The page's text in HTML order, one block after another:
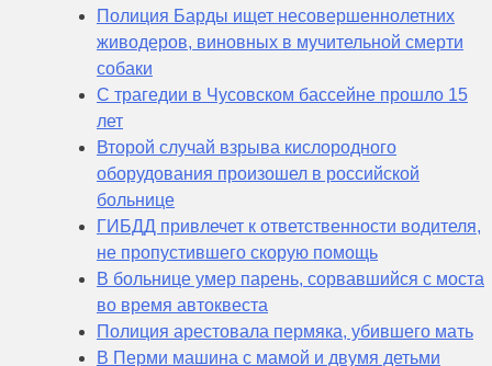
Полиция Барды ищет несовершеннолетних
живодеров, виновных в мучительной смерти
собаки
С трагедии в Чусовском бассейне прошло 15
лет
Второй случай взрыва кислородного
оборудования произошел в российской
больнице
ГИБДД привлечет к ответственности водителя,
не пропустившего скорую помощь
В больнице умер парень, сорвавшийся с моста
во время автоквеста
Полиция арестовала пермяка, убившего мать
В Перми машина с мамой и двумя детьми